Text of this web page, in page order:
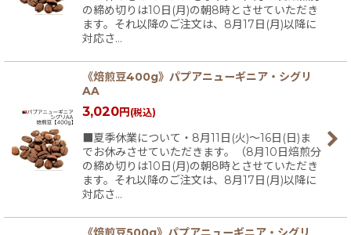
の締め切りは10日(月)の朝8時とさせていただき
ます。それ以降のご注文は、8月17日(月)以降に
対応さ…
《焙煎豆400g》パプアニューギニア・シグリ
AA
3,020円(税込)
■夏季休業について・8月11日(火)〜16日(日)ま
でお休みさせていただきます。（8月10日焙煎分
の締め切りは10日(月)の朝8時とさせていただき
ます。それ以降のご注文は、8月17日(月)以降に
対応さ…